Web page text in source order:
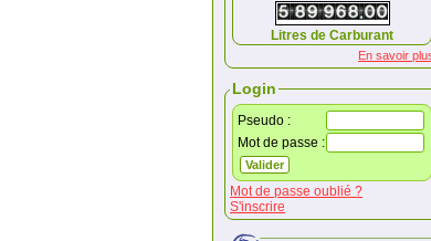
Litres de Carburant
En savoir
Login
Pseudo :
Mot de passe :
Mot de passe oublié ?
S'inscrire